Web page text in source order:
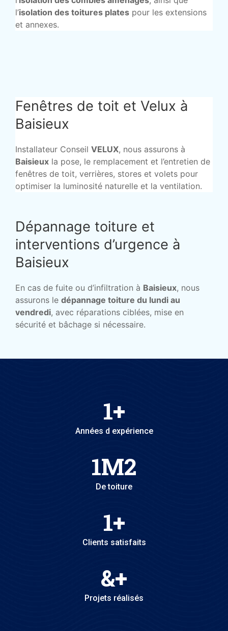
l’isolation des toitures plates pour les extensions
et annexes.
Fenêtres de toit et Velux à
Baisieux
Installateur Conseil VELUX, nous assurons à
Baisieux la pose, le remplacement et l’entretien de
fenêtres de toit, verrières, stores et volets pour
optimiser la luminosité naturelle et la ventilation.
Dépannage toiture et
interventions d’urgence à
Baisieux
En cas de fuite ou d’infiltration à Baisieux, nous
assurons le dépannage toiture du lundi au
vendredi, avec réparations ciblées, mise en
sécurité et bâchage si nécessaire.
1+
Années d expérience
1M2
De toiture
1+
Clients satisfaits
&+
Projets réalisés